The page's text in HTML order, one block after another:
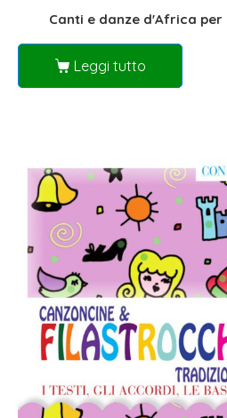
Canti e danze d'Africa per
Leggi tutto